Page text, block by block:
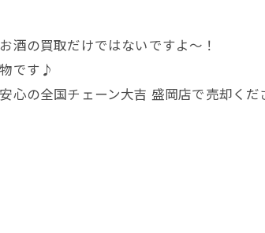
酒の買取だけではないですよ～！
です♪
の全国チェーン大吉 盛岡店で売却くだ